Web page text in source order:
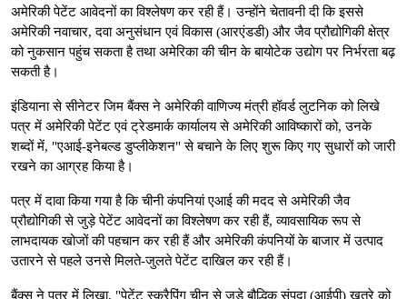
अमेरिकी पेटेंट आवेदनों का विश्लेषण कर रही हैं। उन्होंने चेतावनी दी कि इससे
अमेरिकी नवाचार, दवा अनुसंधान एवं विकास (आरएंडडी) और जैव प्रौद्योगिकी क्षेत्र
को नुकसान पहुंच सकता है तथा अमेरिका की चीन के बायोटेक उद्योग पर निर्भरता बढ़
सकती है।
इंडियाना से सीनेटर जिम बैंक्स ने अमेरिकी वाणिज्य मंत्री हॉवर्ड लुटनिक को लिखे
पत्र में अमेरिकी पेटेंट एवं ट्रेडमार्क कार्यालय से अमेरिकी आविष्कारों को, उनके
शब्दों में, "एआई-इनेबल्ड डुप्लीकेशन" से बचाने के लिए शुरू किए गए सुधारों को जारी
रखने का आग्रह किया है।
पत्र में दावा किया गया है कि चीनी कंपनियां एआई की मदद से अमेरिकी जैव
प्रौद्योगिकी से जुड़े पेटेंट आवेदनों का विश्लेषण कर रही हैं, व्यावसायिक रूप से
लाभदायक खोजों की पहचान कर रही हैं और अमेरिकी कंपनियों के बाजार में उत्पाद
उतारने से पहले उनसे मिलते-जुलते पेटेंट दाखिल कर रही हैं।
बैंक्स ने पत्र में लिखा, "पेटेंट स्क्रैपिंग चीन से जुड़े बौद्धिक संपदा (आईपी) खतरे को